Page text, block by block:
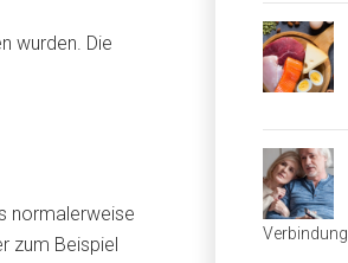
wurden. Die
normalerweise
zum Beispiel
Verbindung